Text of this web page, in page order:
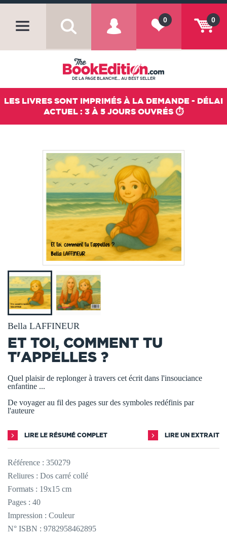
0
0
DE LA PAGE BLANCHE... AU BEST SELLER
LES LIVRES SONT IMPRIMÉS À LA DEMANDE - DÉLAI
ACTUEL : 3 À 5 JOURS OUVRÉS ⏱️
Bella LAFFINEUR
ET TOI, COMMENT TU
T'APPELLES ?
Quel plaisir de replonger à travers cet écrit dans l'insouciance
enfantine ...
De voyager au fil des pages sur des symboles redéfinis par
l'auteure
LIRE LE RÉSUMÉ COMPLET LIRE UN EXTRAIT
Référence : 350279
Reliures : Dos carré collé
Formats : 19x15 cm
Pages : 40
Impression : Couleur
N° ISBN : 9782958462895